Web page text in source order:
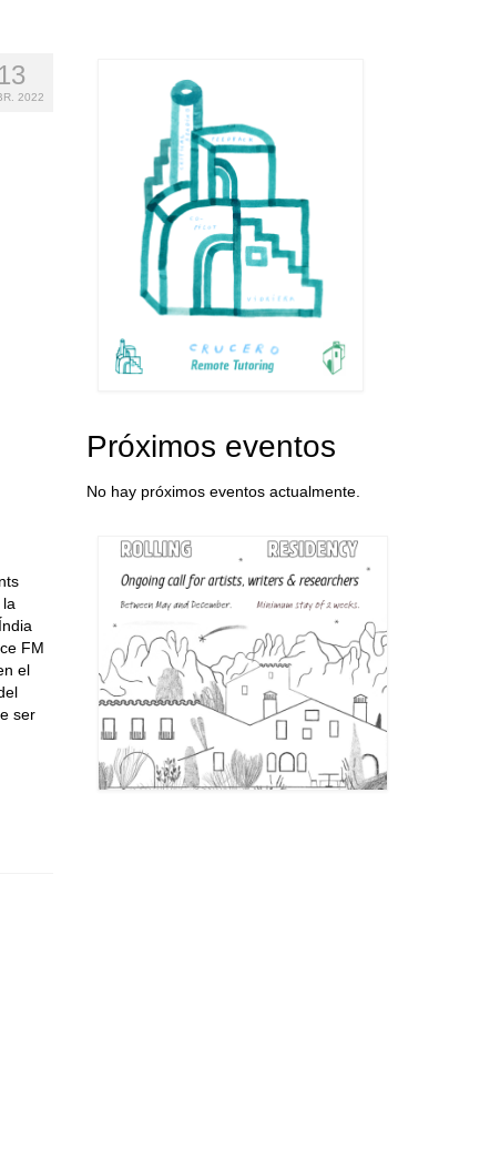
13
2022
la
FM
el
ser
Próximos eventos
No hay próximos eventos actualmente.